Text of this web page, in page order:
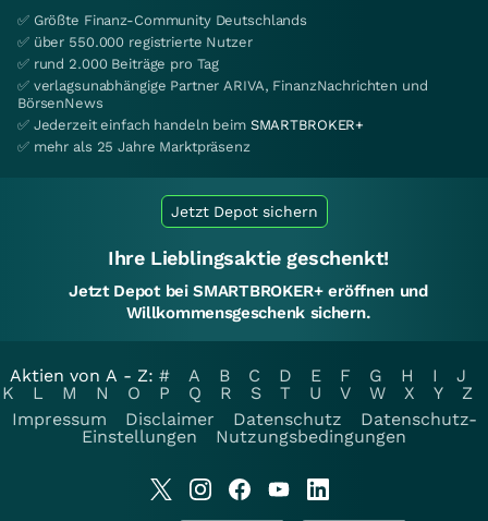
✅ Größte Finanz-Community Deutschlands
✅ über 550.000 registrierte Nutzer
✅ rund 2.000 Beiträge pro Tag
✅ verlagsunabhängige Partner ARIVA, FinanzNachrichten und
BörsenNews
✅ Jederzeit einfach handeln beim SMARTBROKER+
✅ mehr als 25 Jahre Marktpräsenz
Jetzt Depot sichern
Ihre Lieblingsaktie geschenkt!
Jetzt Depot bei SMARTBROKER+ eröffnen und
Willkommensgeschenk sichern.
Aktien von A - Z: # A B C D E F G H I
J
K
L M N O P Q R S T U V W X Y
Z
Impressum
Disclaimer Datenschutz
Datenschutz-
Einstellungen
Nutzungsbedingungen